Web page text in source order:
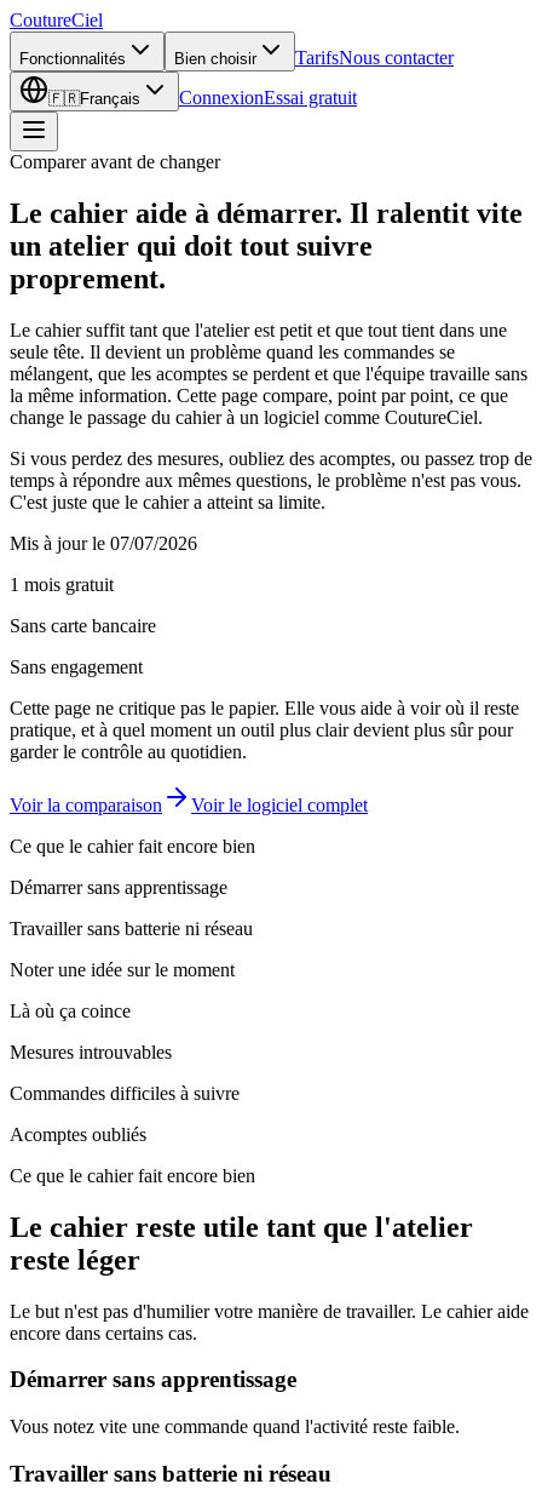
CoutureCiel
Fonctionnalités Bien choisir TarifsNous contacter
🇫🇷Français ConnexionEssai gratuit
Comparer avant de changer
Le cahier aide à démarrer. Il ralentit vite
un atelier qui doit tout suivre
proprement.
Le cahier suffit tant que l'atelier est petit et que tout tient dans une
seule tête. Il devient un problème quand les commandes se
mélangent, que les acomptes se perdent et que l'équipe travaille sans
la même information. Cette page compare, point par point, ce que
change le passage du cahier à un logiciel comme CoutureCiel.
Si vous perdez des mesures, oubliez des acomptes, ou passez trop de
temps à répondre aux mêmes questions, le problème n'est pas vous.
C'est juste que le cahier a atteint sa limite.
Mis à jour le 07/07/2026
1 mois gratuit
Sans carte bancaire
Sans engagement
Cette page ne critique pas le papier. Elle vous aide à voir où il reste
pratique, et à quel moment un outil plus clair devient plus sûr pour
garder le contrôle au quotidien.
Voir la comparaison
Voir le logiciel complet
Ce que le cahier fait encore bien
Démarrer sans apprentissage
Travailler sans batterie ni réseau
Noter une idée sur le moment
Là où ça coince
Mesures introuvables
Commandes difficiles à suivre
Acomptes oubliés
Ce que le cahier fait encore bien
Le cahier reste utile tant que l'atelier
reste léger
Le but n'est pas d'humilier votre manière de travailler. Le cahier aide
encore dans certains cas.
Démarrer sans apprentissage
Vous notez vite une commande quand l'activité reste faible.
Travailler sans batterie ni réseau